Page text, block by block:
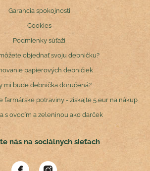
Garancia spokojnosti
Cookies
Podmienky súťaží
objednať svoju debničku?
papierových debničiek
mi bude debnička doručená?
farmárske potraviny - získajte 5 eur na nákup
s ovocím a zeleninou ako darček
nás na sociálnych sieťach